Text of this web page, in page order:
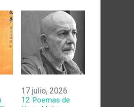
17 julio, 2026
12 Poemas de